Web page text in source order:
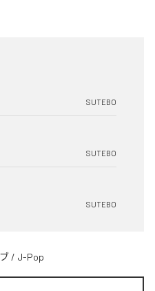
SUTEBO
SUTEBO
SUTEBO
/ J-Pop